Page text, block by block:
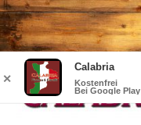
Inhalt
springen
✕
Calabria
Kostenfrei
Bei Google Play